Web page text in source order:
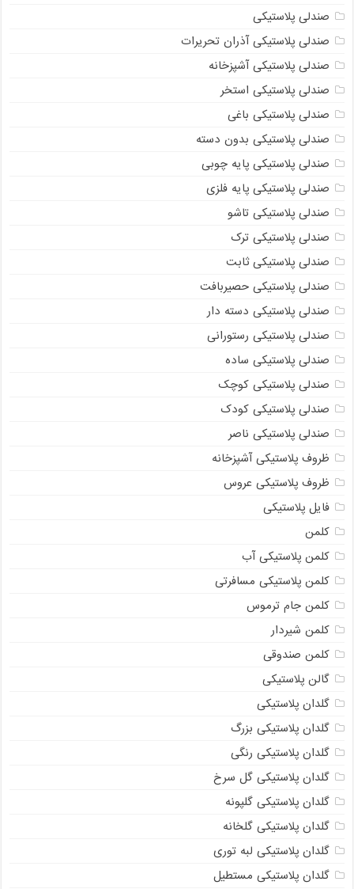
صندلی پلاستیکی
صندلی پلاستیکی آذران تحریرات
صندلی پلاستیکی آشپزخانه
صندلی پلاستیکی استخر
صندلی پلاستیکی باغی
صندلی پلاستیکی بدون دسته
صندلی پلاستیکی پایه چوبی
صندلی پلاستیکی پایه فلزی
صندلی پلاستیکی تاشو
صندلی پلاستیکی ترک
صندلی پلاستیکی ثابت
صندلی پلاستیکی حصیربافت
صندلی پلاستیکی دسته دار
صندلی پلاستیکی رستورانی
صندلی پلاستیکی ساده
صندلی پلاستیکی کوچک
صندلی پلاستیکی کودک
صندلی پلاستیکی ناصر
ظروف پلاستیکی آشپزخانه
ظروف پلاستیکی عروس
فایل پلاستیکی
کلمن
کلمن پلاستیکی آب
کلمن پلاستیکی مسافرتی
کلمن جام ترموس
کلمن شیردار
کلمن صندوقی
گالن پلاستیکی
گلدان پلاستیکی
گلدان پلاستیکی بزرگ
گلدان پلاستیکی رنگی
گلدان پلاستیکی گل سرخ
گلدان پلاستیکی گلپونه
گلدان پلاستیکی گلخانه
گلدان پلاستیکی لبه توری
گلدان پلاستیکی مستطیل